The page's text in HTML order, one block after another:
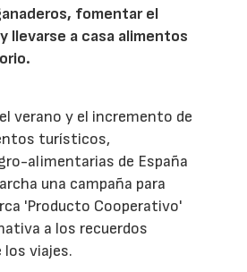
fomentar el
llevarse a casa alimentos
verano y el incremento de
turísticos,
alimentarias de España
una campaña para
'Producto Cooperativo'
a los recuerdos
los viajes.